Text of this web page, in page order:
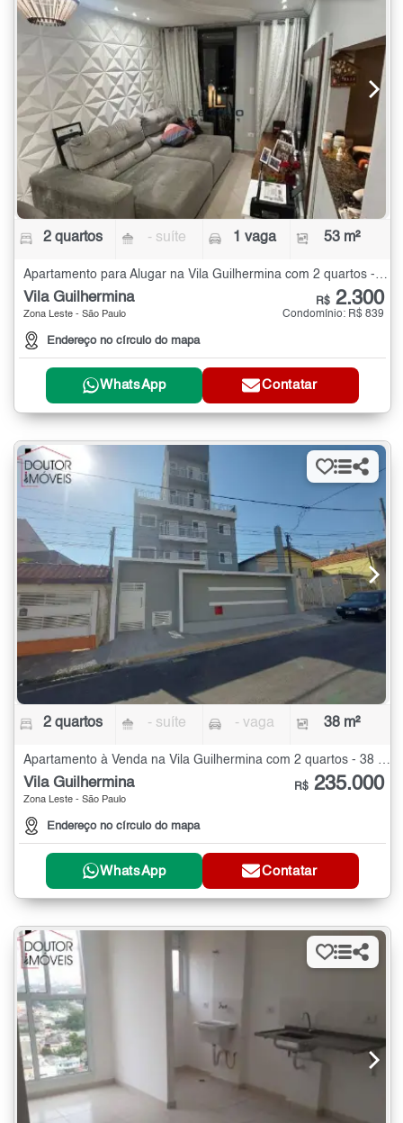
2 quartos - suíte 1 vaga 53 m²
Vila Guilhermina
Zona Leste - São Paulo
Endereço no círculo do mapa
R$ 2.300
Condomínio: R$ 839
WhatsApp Contatar
2 quartos - suíte - vaga 38 m²
Apartamento à Venda na Vila Guilhermina com 2 quartos - 38 m²
Vila Guilhermina
Zona Leste - São Paulo
Endereço no círculo do mapa
R$ 235.000
WhatsApp Contatar